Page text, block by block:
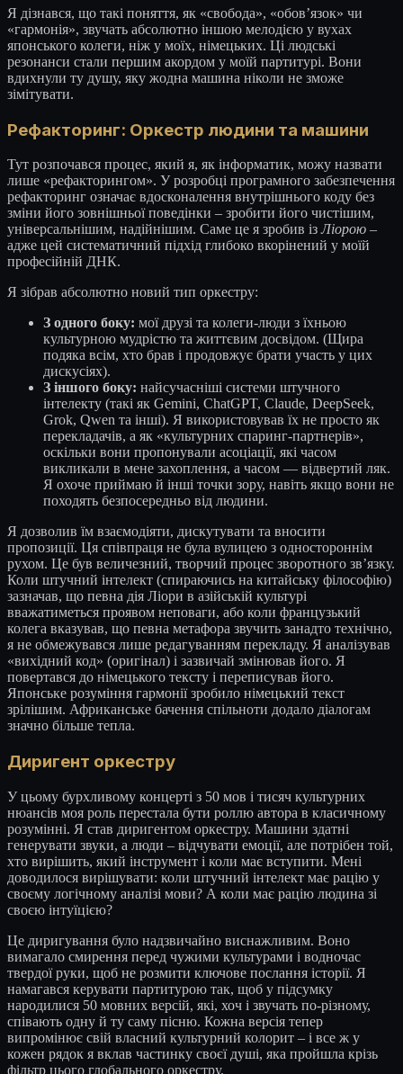
Я дізнався, що такі поняття, як «свобода», «обов’язок» чи
«гармонія», звучать абсолютно іншою мелодією у вухах
японського колеги, ніж у моїх, німецьких. Ці людські
резонанси стали першим акордом у моїй партитурі. Вони
вдихнули ту душу, яку жодна машина ніколи не зможе
зімітувати.
Рефакторинг: Оркестр людини та машини
Тут розпочався процес, який я, як інформатик, можу назвати
лише «рефакторингом». У розробці програмного забезпечення
рефакторинг означає вдосконалення внутрішнього коду без
зміни його зовнішньої поведінки – зробити його чистішим,
універсальнішим, надійнішим. Саме це я зробив ізЛіорою –
адже цей систематичний підхід глибоко вкорінений у моїй
професійній ДНК.
Я зібрав абсолютно новий тип оркестру:
З одного боку: мої друзі та колеги-люди з їхньою
культурною мудрістю та життєвим досвідом. (Щира
подяка всім, хто брав і продовжує брати участь у цих
дискусіях).
З іншого боку: найсучасніші системи штучного
інтелекту (такі як Gemini, ChatGPT, Claude, DeepSeek,
Grok, Qwen та інші). Я використовував їх не просто як
перекладачів, а як «культурних спаринг-партнерів»,
оскільки вони пропонували асоціації, які часом
викликали в мене захоплення, а часом — відвертий ляк.
Я охоче приймаю й інші точки зору, навіть якщо вони не
походять безпосередньо від людини.
Я дозволив їм взаємодіяти, дискутувати та вносити
пропозиції. Ця співпраця не була вулицею з одностороннім
рухом. Це був величезний, творчий процес зворотного зв’язку.
Коли штучний інтелект (спираючись на китайську філософію)
зазначав, що певна дія Ліори в азійській культурі
вважатиметься проявом неповаги, або коли французький
колега вказував, що певна метафора звучить занадто технічно,
я не обмежувався лише редагуванням перекладу. Я аналізував
«вихідний код» (оригінал) і зазвичай змінював його. Я
повертався до німецького тексту і переписував його.
Японське розуміння гармонії зробило німецький текст
зрілішим. Африканське бачення спільноти додало діалогам
значно більше тепла.
Диригент оркестру
У цьому бурхливому концерті з 50 мов і тисяч культурних
нюансів моя роль перестала бути роллю автора в класичному
розумінні. Я став диригентом оркестру. Машини здатні
генерувати звуки, а люди – відчувати емоції, але потрібен той,
хто вирішить, який інструмент і коли має вступити. Мені
доводилося вирішувати: коли штучний інтелект має рацію у
своєму логічному аналізі мови? А коли має рацію людина зі
своєю інтуїцією?
Це диригування було надзвичайно виснажливим. Воно
вимагало смирення перед чужими культурами і водночас
твердої руки, щоб не розмити ключове послання історії. Я
намагався керувати партитурою так, щоб у підсумку
народилися 50 мовних версій, які, хоч і звучать по-різному,
співають одну й ту саму пісню. Кожна версія тепер
випромінює свій власний культурний колорит – і все ж у
кожен рядок я вклав частинку своєї душі, яка пройшла крізь
фільтр цього глобального оркестру.